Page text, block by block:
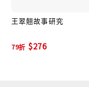
王翠翹故事研究
79折 $276